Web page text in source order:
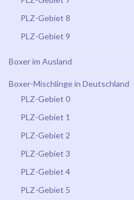
PLZ-Gebiet 8
PLZ-Gebiet 9
Boxer im Ausland
Boxer-Mischlinge in Deutschland
PLZ-Gebiet 0
PLZ-Gebiet 1
PLZ-Gebiet 2
PLZ-Gebiet 3
PLZ-Gebiet 4
PLZ-Gebiet 5